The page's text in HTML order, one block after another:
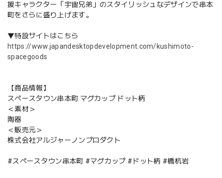
援キャラクター「宇宙兄弟」のスタイリッシュなデザインで串本
町をさらに盛り上げます。
▼特設サイトはこちら
https://www.japandesktopdevelopment.com/kushimoto-
spacegoods
【商品情報】
スペースタウン串本町 マグカップ ドット柄
＜素材＞
陶器
＜販売元＞
株式会社アルジャーノンプロダクト
#スペースタウン串本町 #マグカップ #ドット柄 #橋杭岩